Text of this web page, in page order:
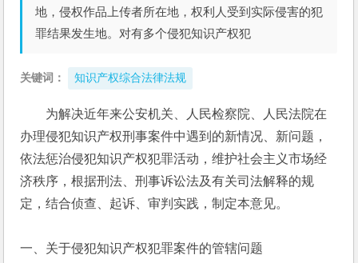
地，侵权作品上传者所在地，权利人受到实际侵害的犯
罪结果发生地。对有多个侵犯知识产权犯
关键词： 知识产权综合法律法规
为解决近年来公安机关、人民检察院、人民法院在
办理侵犯知识产权刑事案件中遇到的新情况、新问题，
依法惩治侵犯知识产权犯罪活动，维护社会主义市场经
济秩序，根据刑法、刑事诉讼法及有关司法解释的规
定，结合侦查、起诉、审判实践，制定本意见。
一、关于侵犯知识产权犯罪案件的管辖问题